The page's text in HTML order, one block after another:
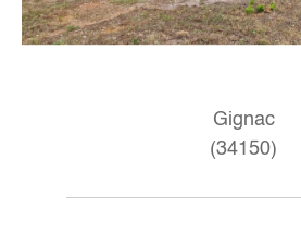
Gignac
(34150)